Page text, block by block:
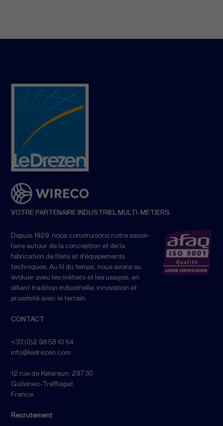
VOTRE PARTENAIRE INDUSTRIEL MULTI-MÉTIERS
Depuis 1929, nous construisons notre savoir-
faire autour de la conception et de la
fabrication de filets et d’équipements
techniques. Au fil du temps, nous avons su
évoluer avec les métiers et les usages, en
alliant tradition industrielle, innovation et
proximité avec le terrain.
CONTACT
+33 (0)2 98 58 10 54
info@ledrezen.com
12 rue de Kelareun, 29730
Guilvinec-Treffiagat,
France
Recrutement